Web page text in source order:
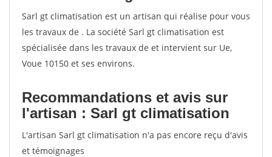
Sarl gt climatisation est un artisan qui réalise pour vous
les travaux de . La société Sarl gt climatisation est
spécialisée dans les travaux de et intervient sur Ue,
Voue 10150 et ses environs.
Recommandations et avis sur
l'artisan : Sarl gt climatisation
L'artisan Sarl gt climatisation n'a pas encore reçu d'avis
et témoignages